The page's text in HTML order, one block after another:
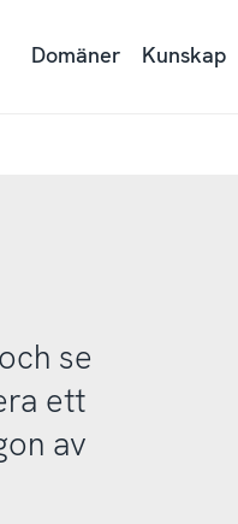
Domäner Kunskap
se
ett
av